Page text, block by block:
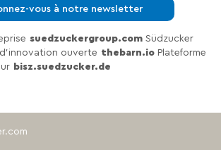
vous à notre newsletter
suedzuckergroup.com Südzucker
ouverte thebarn.io Plateforme
bisz.suedzucker.de